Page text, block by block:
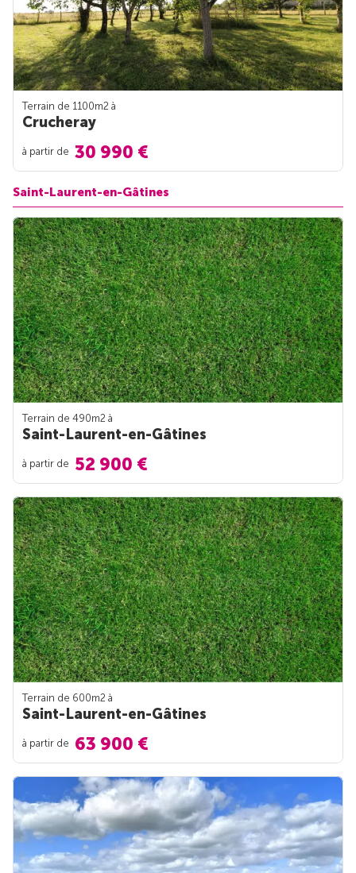
Terrain de 1100m2 à
Crucheray
à partir de 30 990 €
Saint-Laurent-en-Gâtines
Terrain de 490m2 à
Saint-Laurent-en-Gâtines
à partir de 52 900 €
Terrain de 600m2 à
Saint-Laurent-en-Gâtines
à partir de 63 900 €